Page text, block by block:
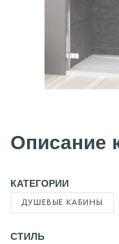
Описание
КАТЕГОРИИ
ДУШЕВЫЕ КАБИНЫ
СТИЛЬ